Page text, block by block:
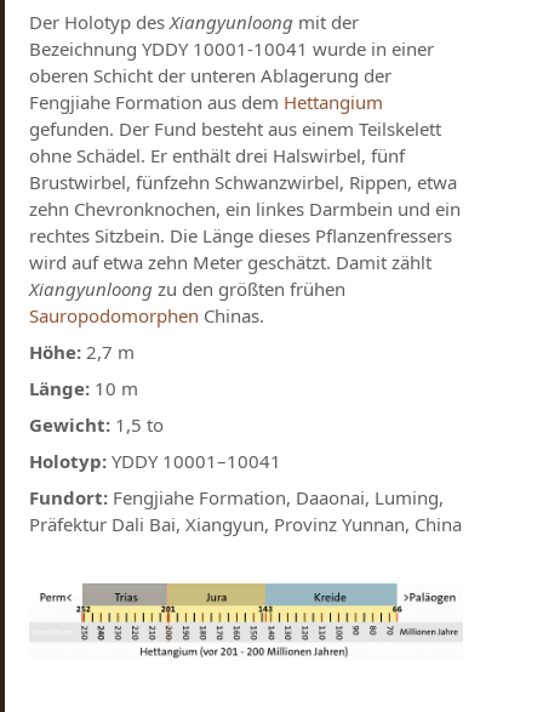
Der Holotyp desXiangyunloong mit der
Bezeichnung YDDY 10001-10041 wurde in einer
oberen Schicht der unteren Ablagerung der
Fengjiahe Formation aus dem Hettangium
gefunden. Der Fund besteht aus einem Teilskelett
ohne Schädel. Er enthält drei Halswirbel, fünf
Brustwirbel, fünfzehn Schwanzwirbel, Rippen, etwa
zehn Chevronknochen, ein linkes Darmbein und ein
rechtes Sitzbein. Die Länge dieses Pflanzenfressers
wird auf etwa zehn Meter geschätzt. Damit zählt
Xiangyunloong zu den größten frühen
Sauropodomorphen Chinas.
Höhe: 2,7 m
Länge: 10 m
Gewicht: 1,5 to
Holotyp: YDDY 10001–10041
Fundort: Fengjiahe Formation, Daaonai, Luming,
Präfektur Dali Bai, Xiangyun, Provinz Yunnan, China